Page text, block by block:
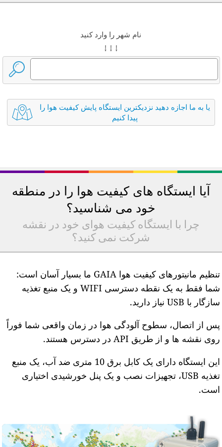
نام شهر را وارد کنید
↓ ↓ ↓
یا به ما اجازه دهید نزدیکترین ایستگاه پایش کیفیت هوا را
پیدا کنیم
آیا ایستگاه های کیفیت هوا را در منطقه
خود می شناسید؟
چرا با ایستگاه کیفیت هوای خود در نقشه
شرکت نمی کنید؟
تنظیم مانیتورهای کیفیت هوا GAIA ما بسیار آسان است:
شما فقط به یک نقطه دسترسی WIFI و یک منبع تغذیه
سازگار با USB نیاز دارید.
پس از اتصال، سطوح آلودگی هوا در زمان واقعی شما فوراً
روی نقشه ها و از طریق API در دسترس هستند.
این ایستگاه دارای یک کابل برق 10 متری ضد آب، یک منبع
تغذیه USB، تجهیزات نصب و یک پنل خورشیدی اختیاری
است.